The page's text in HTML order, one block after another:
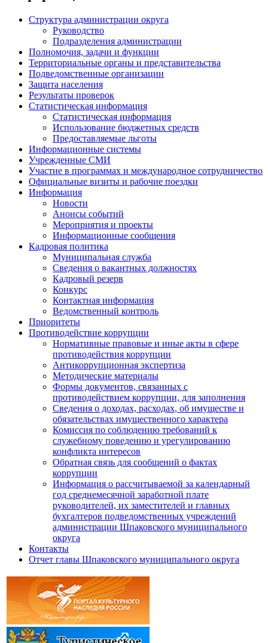
Структура администрации округа
Руководство
Подразделения администрации
Полномочия, задачи и функции
Территориальные органы и представительства
Подведомственные организации
Защита населения
Результаты проверок
Статистическая информация
Статистическая информация
Использование бюджетных средств
Предоставляемые льготы
Информационные системы
Учрежденные СМИ
Участие в программах и международное сотрудничество
Официальные визиты и рабочие поездки
Информация
Новости
Анонсы событий
Мероприятия и проекты
Информационные сообщения
Кадровая политика
Муниципальная служба
Сведения о вакантных должностях
Кадровый резерв
Конкурс
Контактная информация
Ведомственный контроль
Приоритеты
Противодействие коррупции
Нормативные правовые и иные акты в сфере
противодействия коррупции
Антикоррупционная экспертиза
Методические материалы
Формы документов, связанных с
противодействием коррупции, для заполнения
Сведения о доходах, расходах, об имуществе и
обязательствах имущественного характера
Комиссия по соблюдению требований к
служебному поведению и урегулированию
конфликта интересов
Обратная связь для сообщений о фактах
коррупции
Информация о рассчитываемой за календарный
год среднемесячной заработной плате
руководителей, их заместителей и главных
бухгалтеров подведомственных учреждений
администрации Шпаковского муниципального
округа
Контакты
Отчет главы Шпаковского муниципального округа